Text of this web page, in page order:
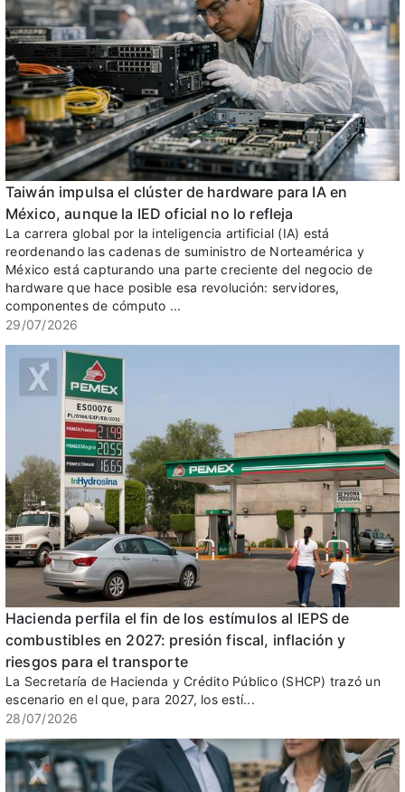
Taiwán impulsa el clúster de hardware para IA en
México, aunque la IED oficial no lo refleja
La carrera global por la inteligencia artificial (IA) está
reordenando las cadenas de suministro de Norteamérica y
México está capturando una parte creciente del negocio de
hardware que hace posible esa revolución: servidores,
componentes de cómputo ...
29/07/2026
Hacienda perfila el fin de los estímulos al IEPS de
combustibles en 2027: presión fiscal, inflación y
riesgos para el transporte
La Secretaría de Hacienda y Crédito Público (SHCP) trazó un
escenario en el que, para 2027, los estí...
28/07/2026